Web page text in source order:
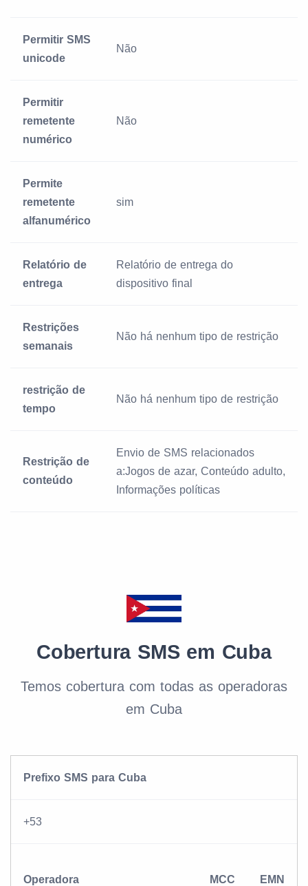
Permitir SMS
unicode
Não
Permitir
remetente
numérico
Não
Permite
remetente
alfanumérico
sim
Relatório de
entrega
Relatório de entrega do
dispositivo final
Restrições
semanais
Não há nenhum tipo de restrição
restrição de
tempo
Não há nenhum tipo de restrição
Restrição de
conteúdo
Envio de SMS relacionados
a:Jogos de azar, Conteúdo adulto,
Informações políticas
Cobertura SMS em Cuba
Temos cobertura com todas as operadoras
em Cuba
Prefixo SMS para Cuba
+53
Operadora MCC EMN